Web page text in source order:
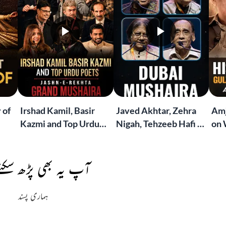
of
Irshad Kamil, Basir
Kazmi and Top Urdu
London Grand
Mushaira
Javed Akhtar, Zehra
Nigah, Tehzeeb Hafi &
on
آپ یہ بھی پڑھ
ہماری پسند